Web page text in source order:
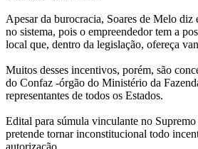
Apesar da burocracia, Soares de Melo
no sistema, pois o empreendedor tem a
local que, dentro da legislação, ofereça
Muitos desses incentivos, porém, são
do Confaz -órgão do Ministério da
representantes de todos os Estados.
Edital para súmula vinculante no
pretende tornar inconstitucional todo
autorização.